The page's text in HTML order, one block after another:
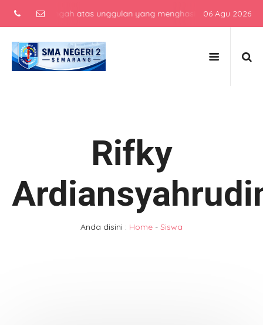
menengah atas unggulan yang menghasilkan lulusan
06 Agu 2026
Rifky
Anda disini : Home - Siswa